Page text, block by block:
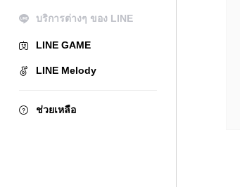
บริการต่างๆ ของ LINE
LINE GAME
LINE Melody
ช่วยเหลือ